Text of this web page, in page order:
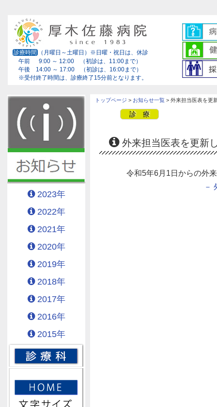
診療時間
（月曜日～土曜日）※日曜・祝日は、休診
午前 9:00 ～ 12:00 （初診は、11:00まで）
午後 14:00 ～ 17:00 （初診は、16:00まで）
※受付終了時間は、診療終了15分前となります。
2023年
2022年
2021年
2020年
2019年
2018年
2017年
2016年
2015年
トップページ > お知らせ一覧 > 外来担当医表を更
診 療
外来担当医表を更新
令和5年6月1日からの外
－